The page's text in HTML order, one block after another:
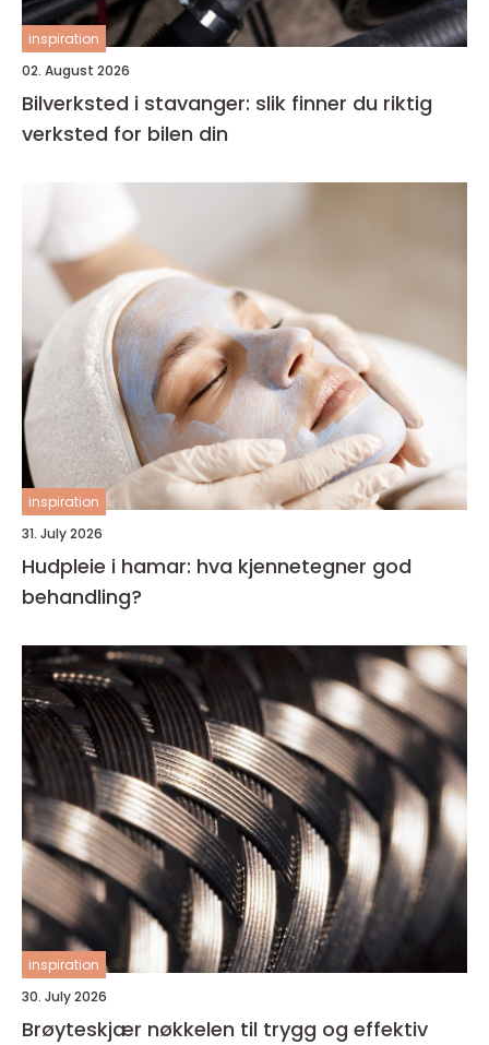
inspiration
02. August 2026
Bilverksted i stavanger: slik finner du riktig
verksted for bilen din
inspiration
31. July 2026
Hudpleie i hamar: hva kjennetegner god
behandling?
inspiration
30. July 2026
Brøyteskjær nøkkelen til trygg og effektiv